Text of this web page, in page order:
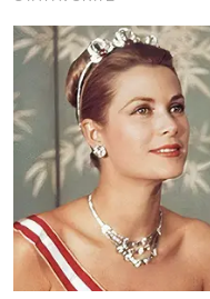
แฟน มันคือ Life Partner
เขา อยากจะร่วมเดินทา
อยากจะฝากชีวิตไว้กับเ
แล้วกิจกรรมของเรา ณ
ใส่ใจตัวเอง ให้เติบโตใ
พึ่งพาของตัวเองได้ กิจก
แสวงหาคู่ เพราะโฟกัสเ